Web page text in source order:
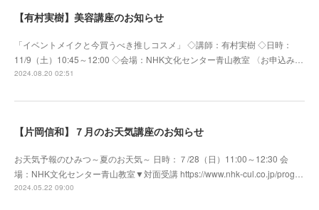
【有村実樹】美容講座のお知らせ
「イベントメイクと今買うべき推しコスメ」 ◇講師：有村実樹 ◇日時：
11/9（土）10:45～12:00 ◇会場：NHK文化センター青山教室 〈お申込み…
2024.08.20 02:51
【片岡信和】７月のお天気講座のお知らせ
お天気予報のひみつ～夏のお天気～ 日時：７/28（日）11:00～12:30 会
場：NHK文化センター青山教室▼対面受講 https://www.nhk-cul.co.jp/prog…
2024.05.22 09:00